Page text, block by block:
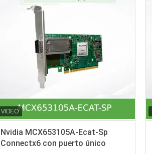
Nvidia MCX653105A-Ecat-Sp
Connectx6 con puerto único